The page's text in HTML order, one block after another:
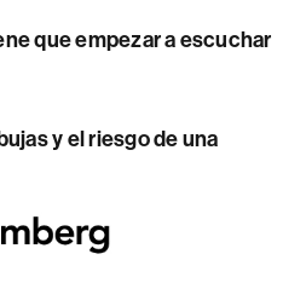
que empezar a escuchar
y el riesgo de una